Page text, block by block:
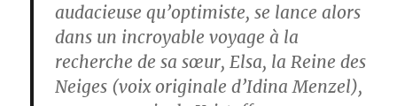
audacieuse qu’optimiste, se lance alors
dans un incroyable voyage à la
recherche de sa sœur, Elsa, la Reine des
Neiges (voix originale d’Idina Menzel),